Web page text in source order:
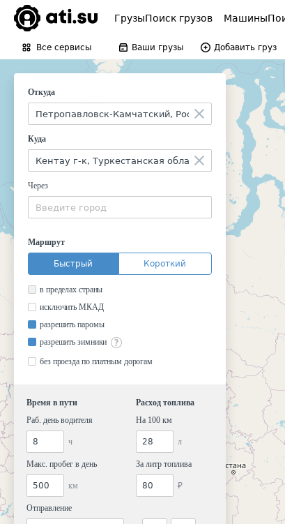
ГрузыПоиск грузов Машины
Все сервисы Ваши грузы Добавить груз
Откуда
Куда
Через
Маршрут
Быстрый Короткий
в пределах страны
исключить МКАД
разрешить паромы
разрешить зимники
без проезда по платным дорогам
Время в пути
Раб. день водителя
ч
Макс. пробег в день
км
Отправление
Расход топлива
На 100 км
л
За литр топлива
₽